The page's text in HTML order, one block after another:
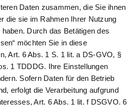
Newsletter-Abo
Newsletter Abonnieren
gemäß unserer